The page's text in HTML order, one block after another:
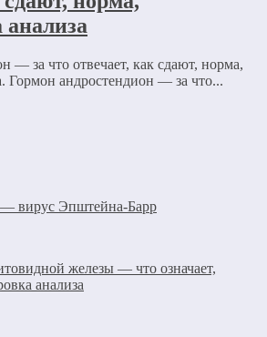
— за что отвечает, как сдают, норма,
Гормон андростендион — за что...
вирус Эпштейна-Барр
железы — что означает,
анализа